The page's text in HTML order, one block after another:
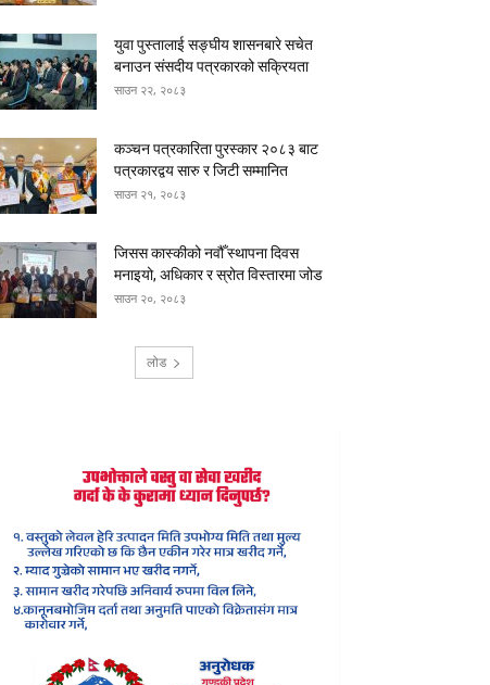
युवा पुस्तालाई सङ्घीय शासनबारे सचेत
बनाउन संसदीय पत्रकारको सक्रियता
साउन २२, २०८३
कञ्चन पत्रकारिता पुरस्कार २०८३ बाट
पत्रकारद्वय सारु र जिटी सम्मानित
साउन २१, २०८३
जिसस कास्कीको नवौँ स्थापना दिवस
मनाइयो, अधिकार र स्रोत विस्तारमा जोड
साउन २०, २०८३
लोड